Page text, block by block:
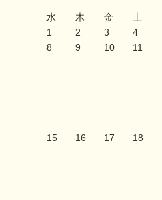
水 木 金
土
1
2 3
4
8 9 10 11
15 16 17 18